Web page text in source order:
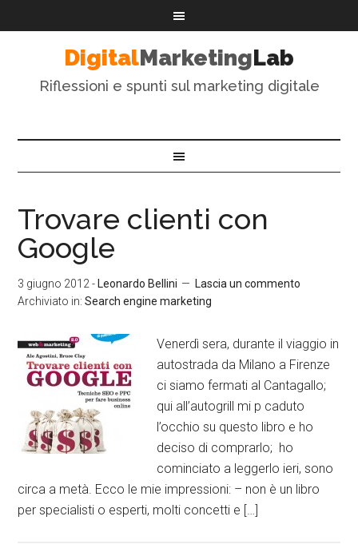
DigitalMarketingLab
Riflessioni e spunti sul marketing digitale
Trovare clienti con
Google
3 giugno 2012 - Leonardo Bellini
Lascia un commento
Archiviato in:Search engine marketing
Venerdì sera, durante il viaggio in
autostrada da Milano a Firenze
ci siamo fermati al Cantagallo;
qui all’autogrill mi p caduto
l’occhio su questo libro e ho
deciso di comprarlo; ho
cominciato a leggerlo ieri, sono
circa a metà. Ecco le mie impressioni: – non è un libro
per specialisti o esperti, molti concetti e […]